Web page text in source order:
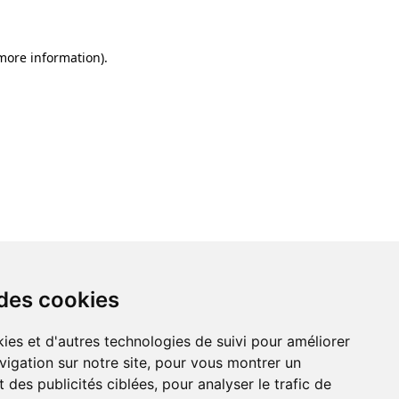
cookies
et d'autres technologies de suivi pour améliorer
sur notre site, pour vous montrer un
des publicités ciblées, pour analyser le trafic de
information).